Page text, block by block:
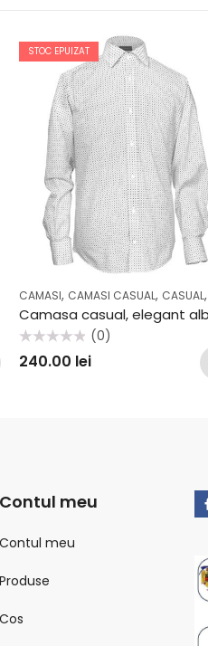
CASUAL, COLECTII
STOC EPUIZAT
CAMASI, CAMASI CASUAL, CASUAL,
la
(0)
240.00 lei
Contul meu
Contul meu
Produse
Cos